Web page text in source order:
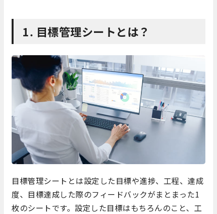
1. 目標管理シートとは？
目標管理シートとは設定した目標や進捗、工程、達成
度、目標達成した際のフィードバックがまとまった1
枚のシートです。設定した目標はもちろんのこと、工